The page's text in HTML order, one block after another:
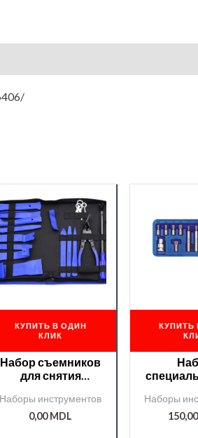
КУПИТЬ В ОДИН
КЛИК
Набор съемников
для снятия
магнитолы 20шт
/G02578/
Наборы инструментов
0,00MDL
КУПИТЬ
Наборы
150,00